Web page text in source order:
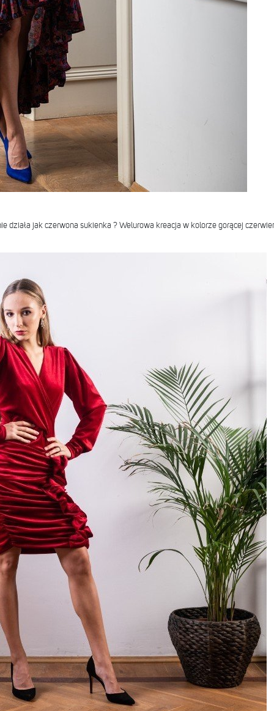
działa jak czerwona sukienka ? Welurowa kreacja w kolorze gorącej